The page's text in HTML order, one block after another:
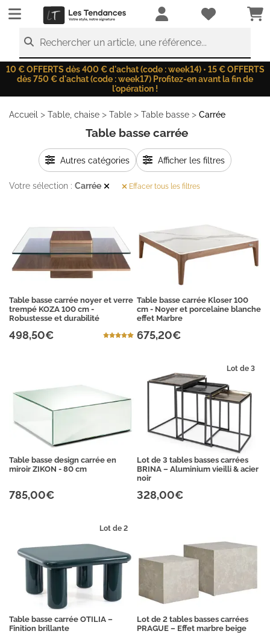
LesTendances.fr
Rechercher un article, une référence...
10 € OFFERTS dès 400 € d'achat (code : week14) • 15 € OFFERTS
dès 750 € d'achat (code : week17) Profitez-en avant la fin de
l'opération !
Accueil > Table, chaise > Table > Table basse > Carrée
Table basse carrée
Votre sélection : Carrée Effacer tous les filtres
Table basse carrée noyer et verre
trempé KOZA 100 cm -
Robustesse et durabilité
498,50€
Table basse carrée Kloser 100
cm - Noyer et porcelaine blanche
effet Marbre
675,20€
Table basse design carrée en
miroir ZIKON - 80 cm
785,00€
Lot de 3
Lot de 3 tables basses carrées
BRINA – Aluminium vieilli & acier
noir
328,00€
Lot de 2
Table basse carrée OTILIA –
Finition brillante
Lot de 2 tables basses carrées
PRAGUE – Effet marbre beige
Autres catégories Afficher les filtres